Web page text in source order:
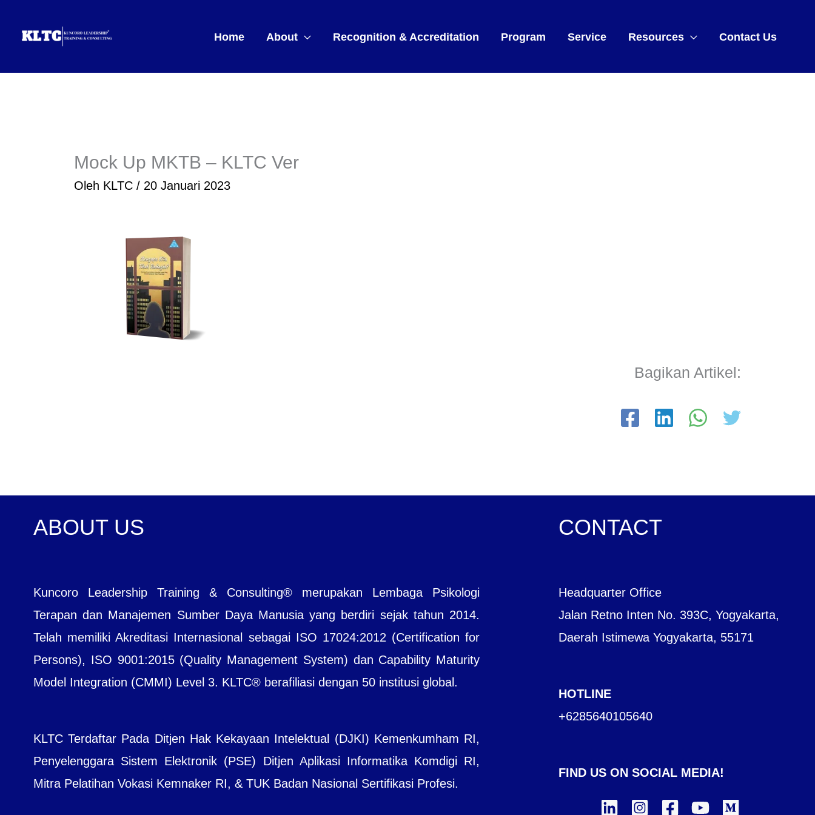
Home About Recognition & Accreditation Program Service Resources Contact Us
Mock Up MKTB – KLTC Ver
Oleh KLTC / 20 Januari 2023
Bagikan Artikel:
ABOUT US
Kuncoro Leadership Training & Consulting® merupakan Lembaga Psikologi
Terapan dan Manajemen Sumber Daya Manusia yang berdiri sejak tahun 2014.
Telah memiliki Akreditasi Internasional sebagai ISO 17024:2012 (Certification for
Persons), ISO 9001:2015 (Quality Management System) dan Capability Maturity
Model Integration (CMMI) Level 3. KLTC® berafiliasi dengan 50 institusi global.
KLTC Terdaftar Pada Ditjen Hak Kekayaan Intelektual (DJKI) Kemenkumham RI,
Penyelenggara Sistem Elektronik (PSE) Ditjen Aplikasi Informatika Komdigi RI,
Mitra Pelatihan Vokasi Kemnaker RI, & TUK Badan Nasional Sertifikasi Profesi.
CONTACT
Headquarter Office
Jalan Retno Inten No. 393C, Yogyakarta,
Daerah Istimewa Yogyakarta, 55171
HOTLINE
+6285640105640
FIND US ON SOCIAL MEDIA!